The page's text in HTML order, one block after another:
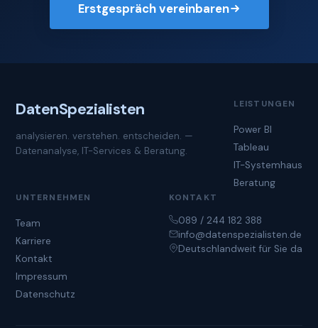
Erstgespräch vereinbaren
DatenSpezialisten
analysieren. verstehen. entscheiden. —
Datenanalyse, IT-Services & Beratung.
LEISTUNGEN
Power BI
Tableau
IT-Systemhaus
Beratung
UNTERNEHMEN
Team
Karriere
Kontakt
Impressum
Datenschutz
KONTAKT
089 / 244 182 388
info@datenspezialisten.de
Deutschlandweit für Sie da